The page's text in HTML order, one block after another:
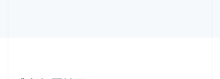
墨西哥